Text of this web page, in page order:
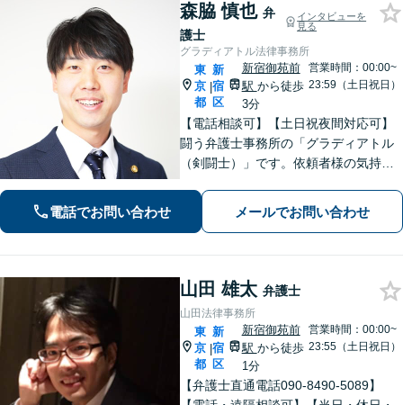
森脇 慎也 弁
護士
インタビューを
見る
グラディアトル法律事務所
東
京
都
|
新
宿
区
新宿御苑前
駅 から徒歩
3分
営業時間：00:00~
23:59（土日祝日）
【電話相談可】【土日祝夜間対応可】
闘う弁護士事務所の「グラディアトル
（剣闘士）」です。依頼者様の気持ち
確固たるスタイルを貫きます。離婚・
刑事事件・相続など何でもご相談くだ
電話でお問い合わせ メールでお問い合わせ
山田 雄太 弁護士
山田法律事務所
東
京
都
|
新
宿
区
新宿御苑前
駅 から徒歩
1分
営業時間：00:00~
23:55（土日祝日）
【弁護士直通電話090-8490-5089】